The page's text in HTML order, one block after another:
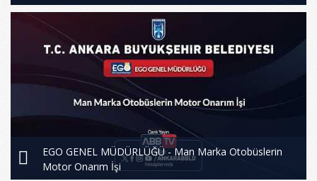
EGO GENEL MÜDÜRLÜĞÜ - Man Marka Otobüslerin
Motor Onarım İşi